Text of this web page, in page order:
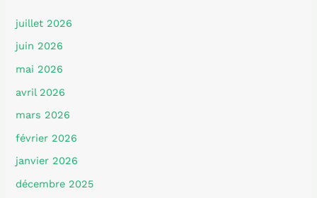
juillet 2026
juin 2026
mai 2026
avril 2026
mars 2026
février 2026
janvier 2026
décembre 2025